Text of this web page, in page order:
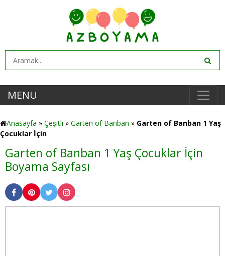
MENU
Anasayfa » Çeşitli » Garten of Banban » Garten of Banban 1 Yaş
Çocuklar İçin
Garten of Banban 1 Yaş Çocuklar İçin
Boyama Sayfası